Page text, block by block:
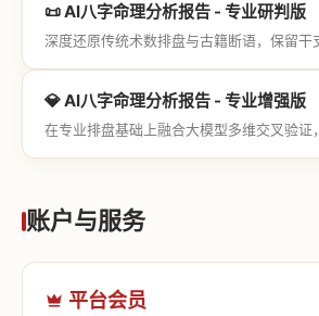
📜 AI八字命理分析报告 - 专业研判版
💎 AI八字命理分析报告 - 专业增强版
账户与服务
平台会员